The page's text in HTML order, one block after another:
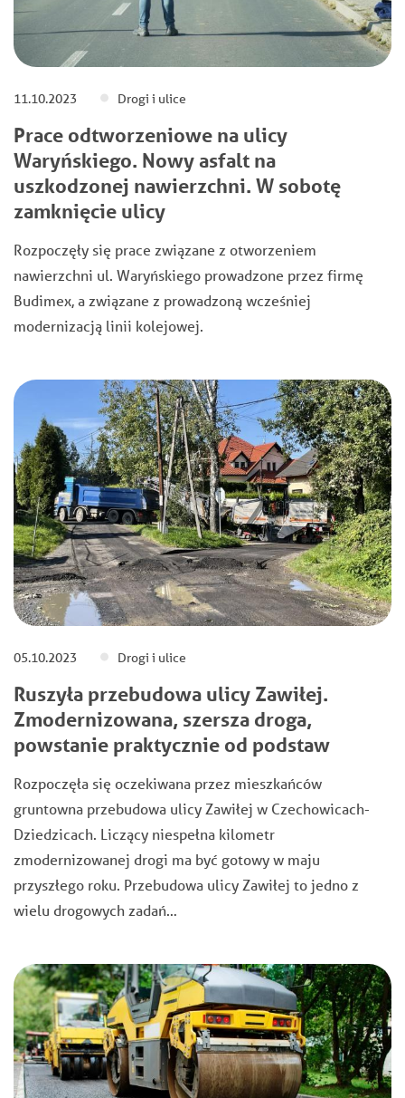
11.10.2023 Drogi i ulice
Prace odtworzeniowe na ulicy
Waryńskiego. Nowy asfalt na
uszkodzonej nawierzchni. W sobotę
zamknięcie ulicy
Rozpoczęły się prace związane z otworzeniem
nawierzchni ul. Waryńskiego prowadzone przez firmę
Budimex, a związane z prowadzoną wcześniej
modernizacją linii kolejowej.
05.10.2023 Drogi i ulice
Ruszyła przebudowa ulicy Zawiłej.
Zmodernizowana, szersza droga,
powstanie praktycznie od podstaw
Rozpoczęła się oczekiwana przez mieszkańców
gruntowna przebudowa ulicy Zawiłej w Czechowicach-
Dziedzicach. Liczący niespełna kilometr
zmodernizowanej drogi ma być gotowy w maju
przyszłego roku. Przebudowa ulicy Zawiłej to jedno z
wielu drogowych zadań…